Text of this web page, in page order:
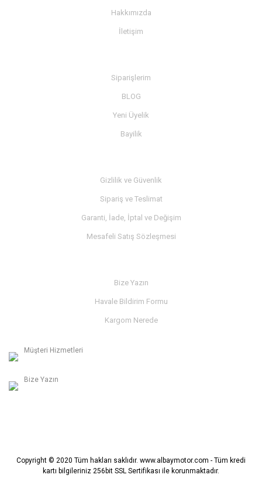
Hakkımızda
İletişim
Siparişlerim
BLOG
Yeni Üyelik
Bayilik
Gizlilik ve Güvenlik
Sipariş ve Teslimat
Garanti, İade, İptal ve Değişim
Mesafeli Satış Sözleşmesi
Bize Yazın
Havale Bildirim Formu
Kargom Nerede
Müşteri Hizmetleri
Bize Yazın
Copyright © 2020 Tüm hakları saklıdır. www.albaymotor.com - Tüm kredi
kartı bilgileriniz 256bit SSL Sertifikası ile korunmaktadır.